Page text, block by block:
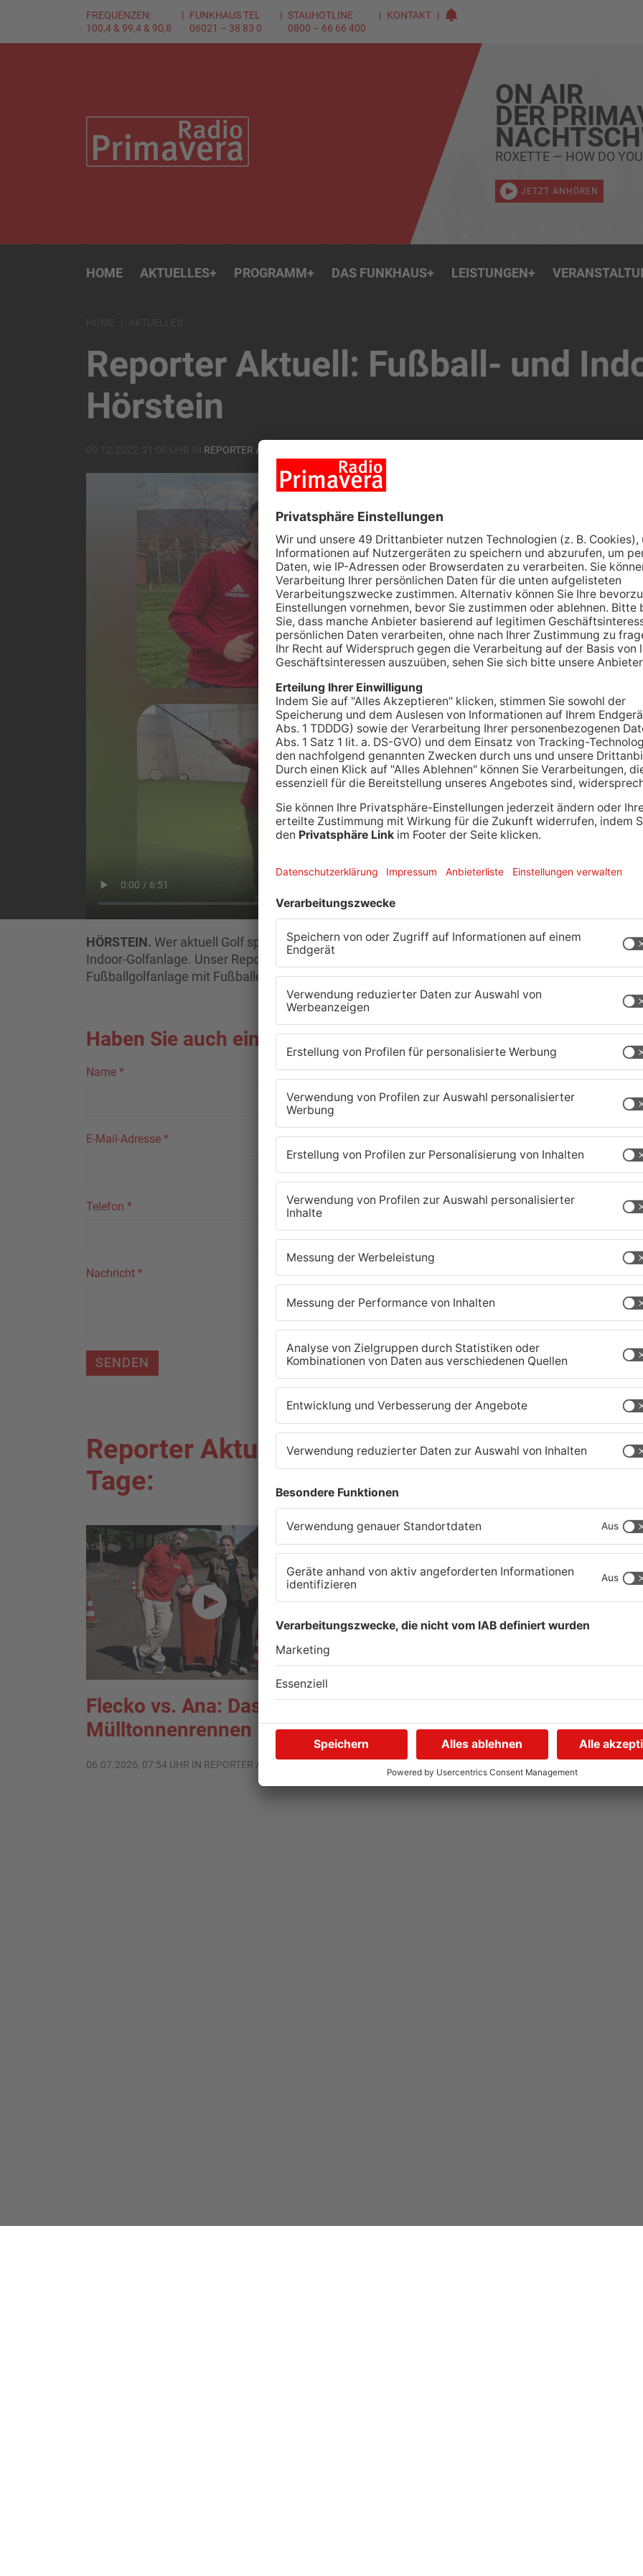
FREQUENZEN:
100,4 & 99,4 & 90,8
FUNKHAUS TEL
06021 – 38 83 0
STAUHOTLINE
0800 – 66 66 400
KONTAKT
ON AIR
DER
ROXETTE — HOW DO
JETZT ANHÖREN
HOME AKTUELLES+ PROGRAMM+ DAS FUNKHAUS+ LEISTUNGEN+
Reporter Aktuell: Fußball- und
Hörstein
REPORTER AKTUELL
HÖRSTEIN. Wer aktuell Golf spielen will, muss frieren. Oder doch nicht? In Hörstein müssen die
Indoor-Golfanlage. Unser Reporter Matthias Goldhammer hat sich an den Golfschläger gewagt
Fußballgolfanlage mit Fußballern aus der Region gemessen...
Haben Sie auch ein Thema, über das wir berichten sollen?
Name *
E-Mail-Adresse *
Telefon *
Nachricht *
SENDEN
Reporter Aktuell der letzten
Tage:
Flecko vs. Ana: Das
Mülltonnenrennen
06.07.2026, 07:54 UHR IN REPORTER AKTUELL
Flecko vs. Ana: Wer kriegt
das Toast schneller runter?